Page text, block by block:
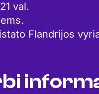
val.
Flandrijos